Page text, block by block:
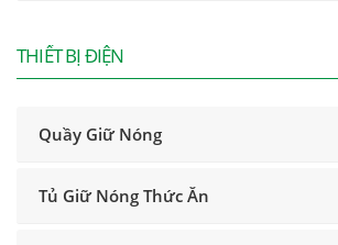
THIẾT BỊ ĐIỆN
Quầy Giữ Nóng
Tủ Giữ Nóng Thức Ăn